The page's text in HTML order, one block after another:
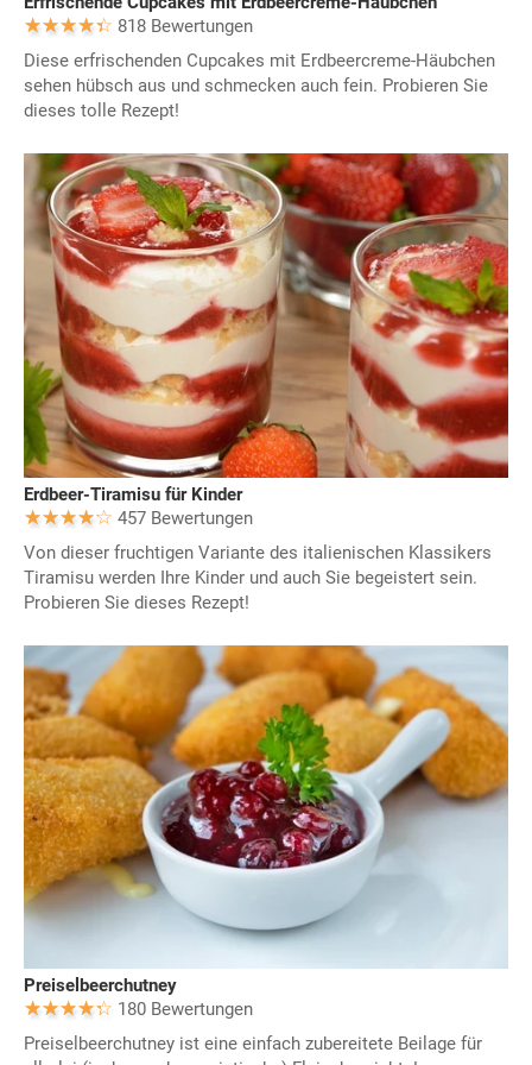
818 Bewertungen
Diese erfrischenden Cupcakes mit Erdbeercreme-Häubchen
sehen hübsch aus und schmecken auch fein. Probieren Sie
dieses tolle Rezept!
Erdbeer-Tiramisu für Kinder
457 Bewertungen
Von dieser fruchtigen Variante des italienischen Klassikers
Tiramisu werden Ihre Kinder und auch Sie begeistert sein.
Probieren Sie dieses Rezept!
Preiselbeerchutney
180 Bewertungen
Preiselbeerchutney ist eine einfach zubereitete Beilage für